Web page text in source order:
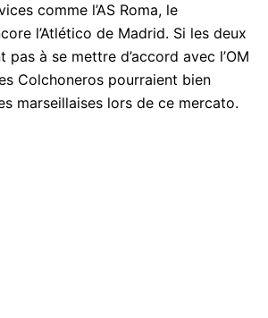
comme l’AS Roma, le
l’Atlético de Madrid. Si les deux
pas à se mettre d’accord avec l’OM
Colchoneros pourraient bien
marseillaises lors de ce mercato.